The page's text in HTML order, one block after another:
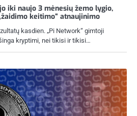
iki naujo 3 mėnesių žemo lygio,
keitimo“ atnaujinimo
kasdien. „Pi Network“ gimtoji
kryptimi, nei tikisi ir tikisi…